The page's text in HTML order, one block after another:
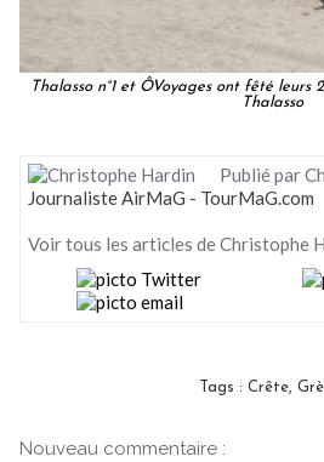
Thalasso n°1 et ÔVoyages ont fêté leurs
Thalasso
Publié par
Journaliste AirMaG - TourMaG.com
Voir tous les articles de Christophe
Tags : Crête,
Nouveau commentaire :